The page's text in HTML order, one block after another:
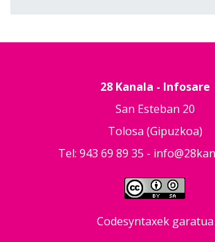
28 Kanala - Infosare
San Esteban 20
Tolosa (Gipuzkoa)
Tel: 943 69 89 35 -
Codesyntaxek garatua